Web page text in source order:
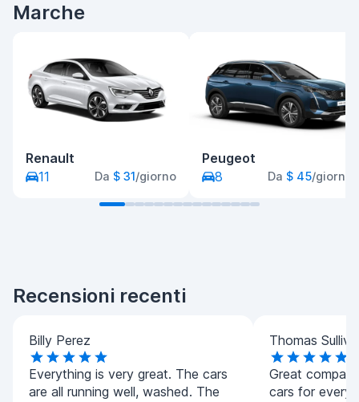
Marche
Renault
11
Da $ 31/giorno
Peugeot
8
Da $ 45/giorno
Recensioni recenti
Billy Perez
Everything is very great. The cars
are all running well, washed. The
Thomas
Great
cars for every